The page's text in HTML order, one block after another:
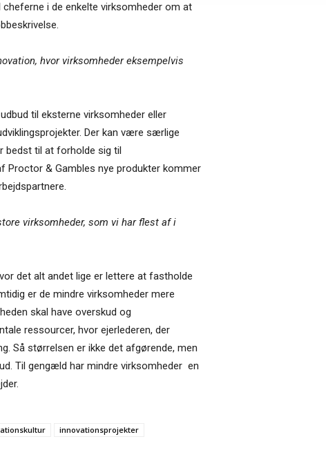
i de enkelte virksomheder om at
hvor virksomheder eksempelvis
til eksterne virksomheder eller
Der kan være særlige
bedst til at forholde sig til
Proctor & Gambles nye produkter kommer
virksomheder, som vi har flest af i
det alt andet lige er lettere at fastholde
er de mindre virksomheder mere
skal have overskud og
ressourcer, hvor ejerlederen, der
Så størrelsen er ikke det afgørende, men
Til gengæld har mindre virksomheder en
innovationsprojekter